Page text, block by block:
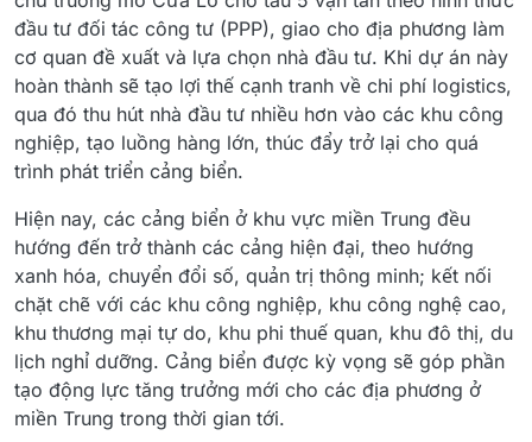
đầu tư đối tác công tư (PPP), giao cho địa phương làm
cơ quan đề xuất và lựa chọn nhà đầu tư. Khi dự án này
hoàn thành sẽ tạo lợi thế cạnh tranh về chi phí logistics,
qua đó thu hút nhà đầu tư nhiều hơn vào các khu công
nghiệp, tạo luồng hàng lớn, thúc đẩy trở lại cho quá
trình phát triển cảng biển.
Hiện nay, các cảng biển ở khu vực miền Trung đều
hướng đến trở thành các cảng hiện đại, theo hướng
xanh hóa, chuyển đổi số, quản trị thông minh; kết nối
chặt chẽ với các khu công nghiệp, khu công nghệ cao,
khu thương mại tự do, khu phi thuế quan, khu đô thị, du
lịch nghỉ dưỡng. Cảng biển được kỳ vọng sẽ góp phần
tạo động lực tăng trưởng mới cho các địa phương ở
miền Trung trong thời gian tới.